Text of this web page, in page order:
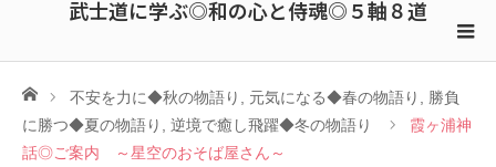
武士道に学ぶ◎和の心と侍魂◎５軸８道
ホーム不安を力に◆秋の物語り 元気になる◆春の物語り
勝負
に勝つ◆夏の物語り
逆境で癒し飛躍◆冬の物語り
霞ヶ浦神
話◎ご案内 ～星空のおそば屋さん～